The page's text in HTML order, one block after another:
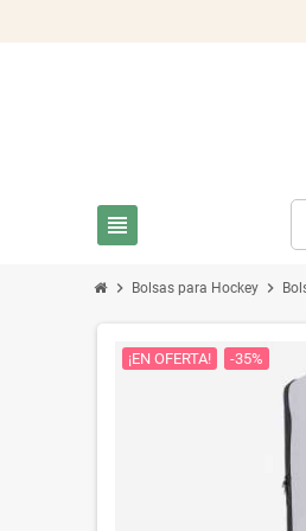
view_headline
chevron_right Bolsas para Hockey chevron_right
¡EN OFERTA! -35%